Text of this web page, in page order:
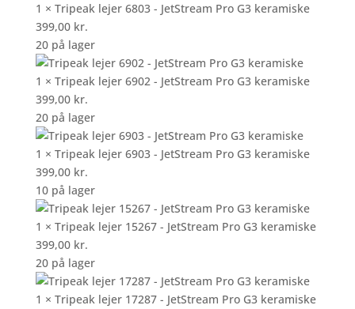
1 × Tripeak lejer 6803 - JetStream Pro G3 keramiske
399,00 kr.
20 på lager
1 × Tripeak lejer 6902 - JetStream Pro G3 keramiske
399,00 kr.
20 på lager
1 × Tripeak lejer 6903 - JetStream Pro G3 keramiske
399,00 kr.
10 på lager
1 × Tripeak lejer 15267 - JetStream Pro G3 keramiske
399,00 kr.
20 på lager
1 × Tripeak lejer 17287 - JetStream Pro G3 keramiske